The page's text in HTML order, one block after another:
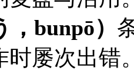
bunpō）
时屡次出错